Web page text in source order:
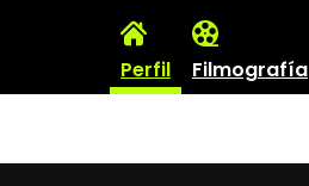
Perfil Filmografía